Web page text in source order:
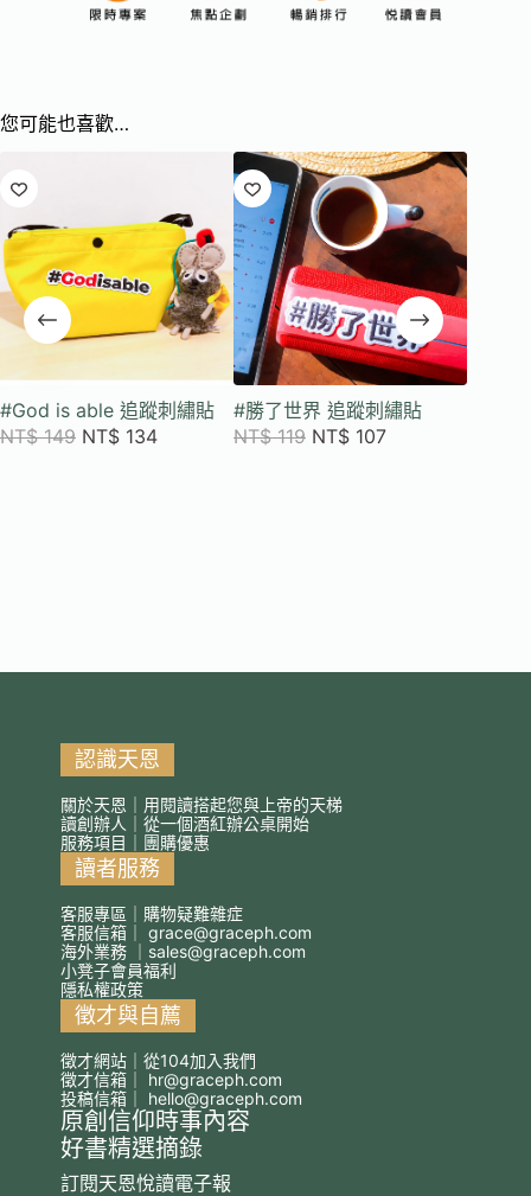
您可能也喜歡…
#God is able 追蹤刺繡貼
NT$149 NT$ 134
#勝了世界 追蹤刺繡貼
NT$119 NT$ 107
認識天恩
關於天恩｜用閱讀搭起您與上帝的天梯
讀創辦人｜從一個酒紅辦公桌開始
服務項目｜團購優惠
讀者服務
客服專區｜購物疑難雜症
客服信箱｜ grace@graceph.com
海外業務 ｜ sales@graceph.com
小凳子會員福利
隱私權政策
徵才與自薦
徵才網站｜從104加入我們
徵才信箱｜ hr@graceph.com
投稿信箱｜ hello@graceph.com
原創信仰時事內容
好書精選摘錄
訂閱天恩悅讀電子報